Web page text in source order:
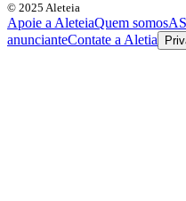
© 2025 Aleteia
Apoie a AleteiaQuem somos
anuncianteContate a Aletia